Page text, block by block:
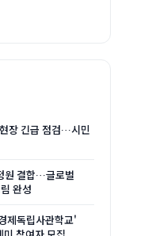
장 긴급 점검…시민
원 결합…글로벌
완성
제독립사관학교'